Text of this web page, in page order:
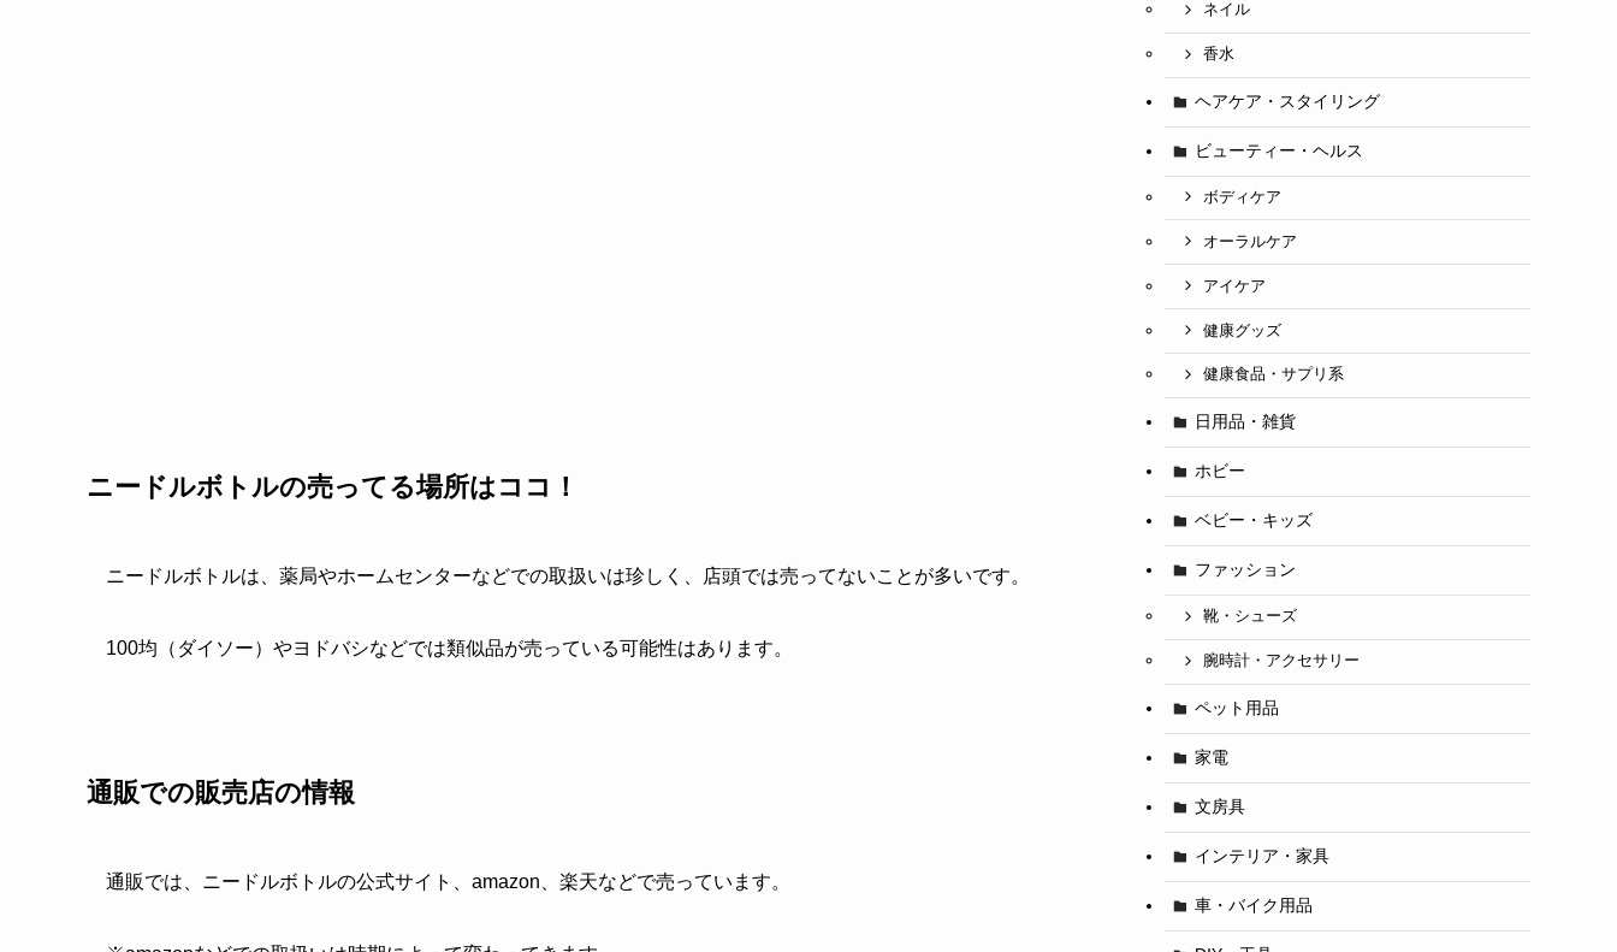
ニードルボトルの売ってる場所はココ！
ニードルボトルは、薬局やホームセンターなどでの取扱いは珍しく、店頭では売ってないことが多いです。
100均（ダイソー）やヨドバシなどでは類似品が売っている可能性はあります。
通販での販売店の情報
通販では、ニードルボトルの公式サイト、amazon、楽天などで売っています。
ネイル
香水
ヘアケア・スタイリング
ビューティー・ヘルス
ボディケア
オーラルケア
アイケア
健康グッズ
健康食品・サプリ系
日用品・雑貨
ホビー
ベビー・キッズ
ファッション
靴・シューズ
腕時計・アクセサリー
ペット用品
家電
文房具
インテリア・家具
車・バイク用品